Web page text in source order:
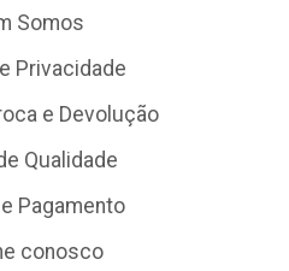
Somos
Privacidade
e Devolução
Qualidade
Pagamento
conosco